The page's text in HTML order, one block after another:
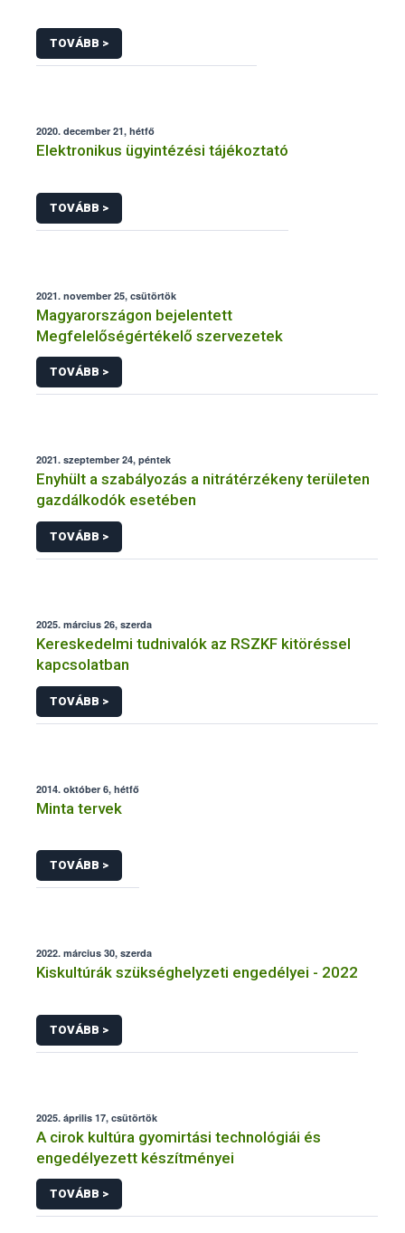
TOVÁBB >
2020. december 21, hétfő
Elektronikus ügyintézési tájékoztató
TOVÁBB >
2021. november 25, csütörtök
Magyarországon bejelentett
Megfelelőségértékelő szervezetek
TOVÁBB >
2021. szeptember 24, péntek
Enyhült a szabályozás a nitrátérzékeny területen
gazdálkodók esetében
TOVÁBB >
2025. március 26, szerda
Kereskedelmi tudnivalók az RSZKF kitöréssel
kapcsolatban
TOVÁBB >
2014. október 6, hétfő
Minta tervek
TOVÁBB >
2022. március 30, szerda
Kiskultúrák szükséghelyzeti engedélyei - 2022
TOVÁBB >
2025. április 17, csütörtök
A cirok kultúra gyomirtási technológiái és
engedélyezett készítményei
TOVÁBB >